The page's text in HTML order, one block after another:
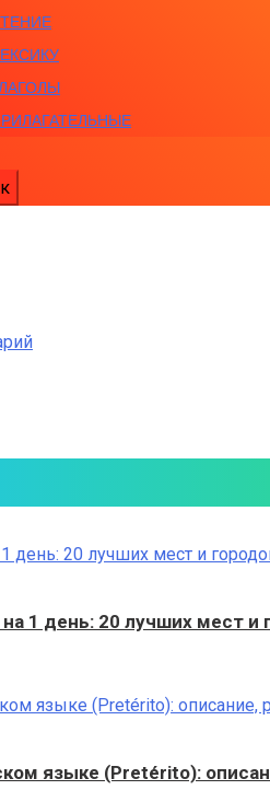
к
1 день: 20 лучших мест и
языке (Pretérito):